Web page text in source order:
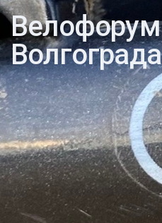
Велофорум
Волгограда